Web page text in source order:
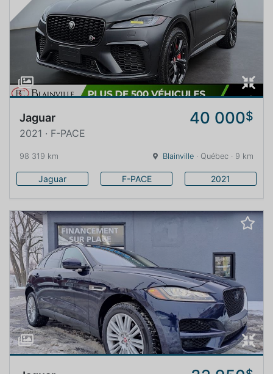
Jaguar 40 000$
2021 · F-PACE
98 319 km Blainville · Québec · 9 km
Jaguar F-PACE 2021